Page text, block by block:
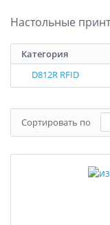
Настольные
Категория
D812R RFID
Сортировать по